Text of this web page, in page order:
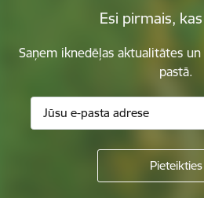
Esi pirmais,
Saņem iknedēļas aktualitātes
pastā.